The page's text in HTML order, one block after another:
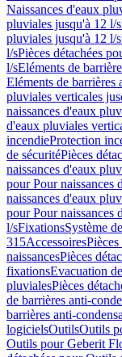
Naissances d'eaux
pluviales jusqu'à 12 l/s
pluviales jusqu'à 12 l/s
l/sPièces détachées
l/sEléments de
Eléments de barrières
pluviales verticales
naissances d'eaux
d'eaux pluviales
incendieProtection
de sécuritéPièces
naissances d'eaux
pour Pour naissances
naissances d'eaux
pour Pour naissances
l/sFixationsSystème
315Accessoires
naissancesPièces
fixationsEvacuation
pluvialesPièces
de barrières anti-
barrières anti-
logicielsOutilsOutils
Outils pour Geberit